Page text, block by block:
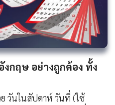
กฤษ อย่างถูกต้อง ทั้ง
วันในสัปดาห์ วันที่ (ใช้